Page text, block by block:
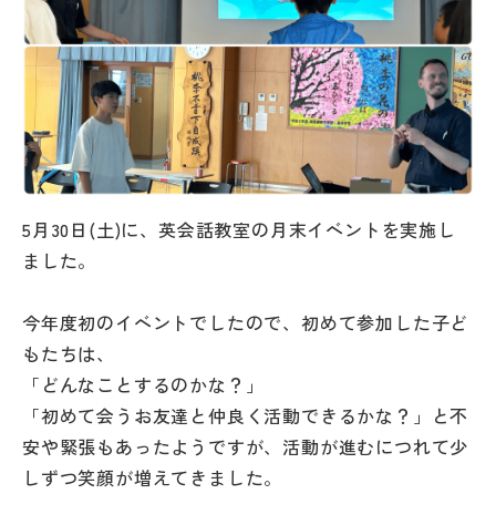
特集
NettyLandかわら版
その他
お問い合わせ
個人情報保護方針
サイトマップ
運営会社
5月30日(土)に、英会話教室の月末イベントを実施し
ました。
今年度初のイベントでしたので、初めて参加した子ど
もたちは、
「どんなことするのかな？」
「初めて会うお友達と仲良く活動できるかな？」と不
安や緊張もあったようですが、活動が進むにつれて少
しずつ笑顔が増えてきました。